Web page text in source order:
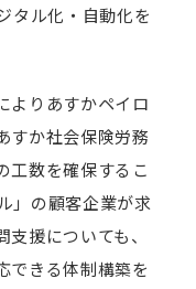
タル化・自動化を
よりあすかペイロ
すか社会保険労務
工数を確保するこ
」の顧客企業が求
援についても、
できる体制構築を